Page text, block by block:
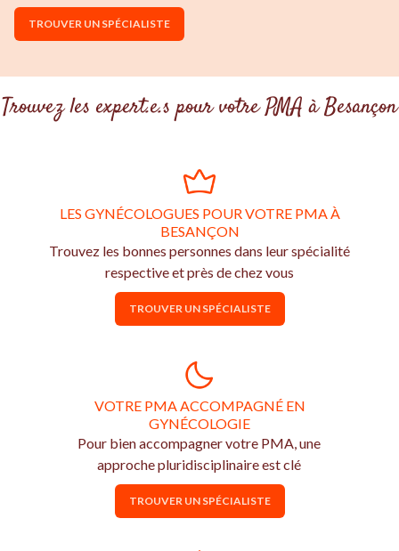
TROUVER UN SPÉCIALISTE
Trouvez les expert.e.s pour votre PMA à Besançon
LES GYNÉCOLOGUES POUR VOTRE PMA À
BESANÇON
Trouvez les bonnes personnes dans leur spécialité
respective et près de chez vous
TROUVER UN SPÉCIALISTE
VOTRE PMA ACCOMPAGNÉ EN
GYNÉCOLOGIE
Pour bien accompagner votre PMA, une
approche pluridisciplinaire est clé
TROUVER UN SPÉCIALISTE